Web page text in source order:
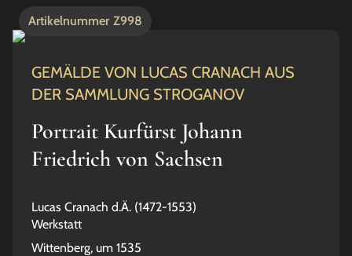
Artikelnummer Z998
GEMÄLDE VON LUCAS CRANACH AUS
DER SAMMLUNG STROGANOV
Portrait Kurfürst Johann
Friedrich von Sachsen
Lucas Cranach d.Ä. (1472-1553)
Werkstatt
Wittenberg, um 1535